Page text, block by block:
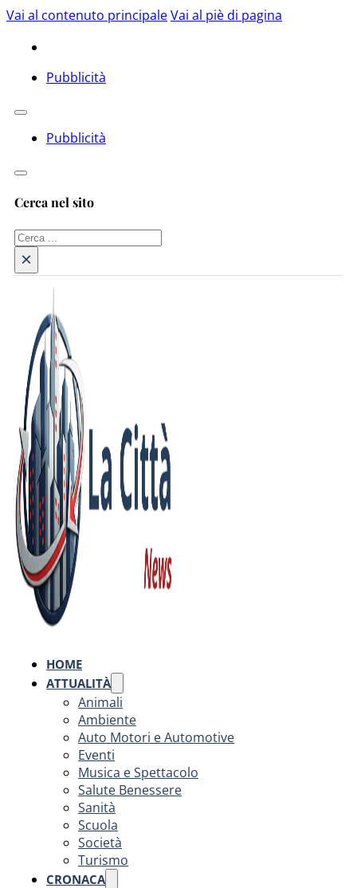
Vai al contenuto principaleVai al piè di pagina
Pubblicità
Pubblicità
Cerca nel sito
Cerca
×
HOME
ATTUALITÀ
Animali
Ambiente
Auto Motori e Automotive
Eventi
Musica e Spettacolo
Salute Benessere
Sanità
Scuola
Società
Turismo
CRONACA